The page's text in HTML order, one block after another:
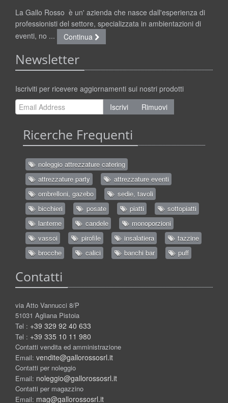
La Gallo Rosso è un' azienda che nasce dall'esperienza di
professionisti del settore, specializzata in ambientazioni di
eventi, no ...
Continua
Newsletter
Iscriviti per ricevere aggiornamenti sui nostri prodotti
Iscrivi
Rimuovi
Ricerche Frequenti
noleggio attrezzature catering
attrezzature party
attrezzature eventi
ombrelloni, gazebo
sedie, tavoli
bicchieri
posate piatti
sottopiatti
lanterne
candele
monoporzioni
vassoi
pirofile insalatiera
tazzine
brocche
calici banchi bar puff
Contatti
via Atto Vannucci 8/P
51031 Agliana Pistoia
Tel : +39 329 92 40 633
Tel : +39 335 10 11 980
Contatti vendita ed amministrazione
Email: vendite@gallorossosrl.it
Contatti per noleggio
Email: noleggio@gallorossosrl.it
Contatti per magazzino
Email: mag@gallorossosrl.it